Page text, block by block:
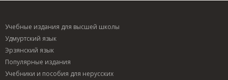
Учебные издания для высшей школы
Удмуртский язык
Эрзянский язык
Популярные издания
Учебники и пособия для нерусских